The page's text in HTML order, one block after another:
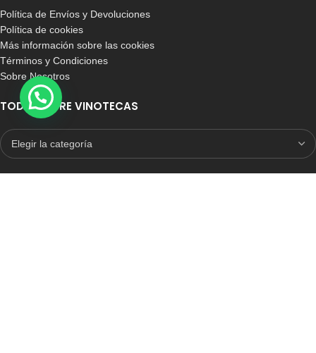
Política de Envíos y Devoluciones
Política de cookies
Más información sobre las cookies
Términos y Condiciones
Sobre Nosotros
TODO SOBRE VINOTECAS